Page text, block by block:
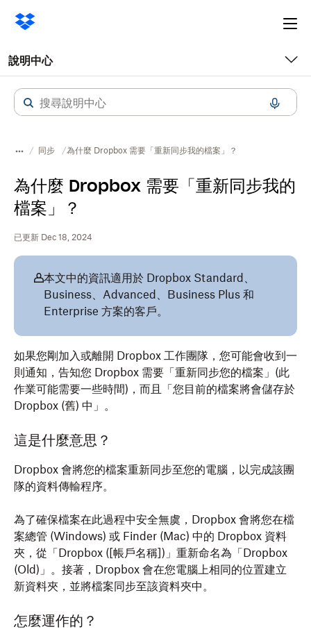
說明中心
同步 為什麼 Dropbox 需要「重新同步我的檔案」？
為什麼 Dropbox 需要「重新同步我的
檔案」？
已更新 Dec 18, 2024
本文中的資訊適用於 Dropbox Standard、
Business、Advanced、Business Plus 和
Enterprise 方案的客戶。
如果您剛加入或離開 Dropbox 工作團隊，您可能會收到一
則通知，告知您 Dropbox 需要「重新同步您的檔案」(此
作業可能需要一些時間)，而且「您目前的檔案將會儲存於
Dropbox (舊) 中」。
這是什麼意思？
Dropbox 會將您的檔案重新同步至您的電腦，以完成該團
隊的資料傳輸程序。
為了確保檔案在此過程中安全無虞，Dropbox 會將您在檔
案總管 (Windows) 或 Finder (Mac) 中的 Dropbox 資料
夾，從「Dropbox ([帳戶名稱])」重新命名為「Dropbox
(Old)」。接著，Dropbox 會在您電腦上相同的位置建立
新資料夾，並將檔案同步至該資料夾中。
怎麼運作的？